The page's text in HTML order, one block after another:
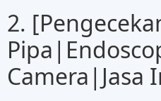
2.
Camera|Jasa